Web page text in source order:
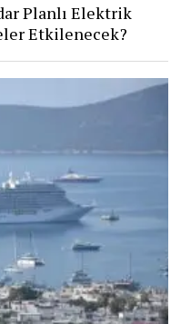
Planlı Elektrik
Etkilenecek?